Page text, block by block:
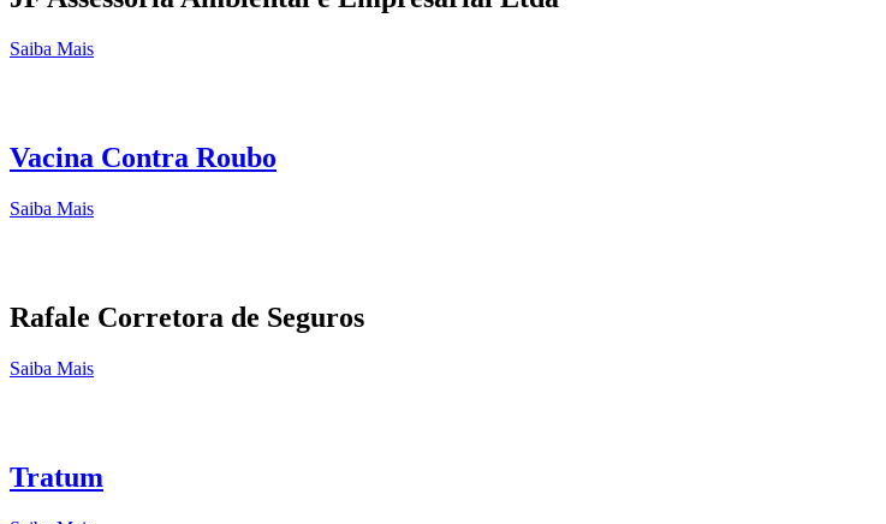
Saiba Mais
Vacina Contra Roubo
Saiba Mais
Rafale Corretora de Seguros
Saiba Mais
Tratum